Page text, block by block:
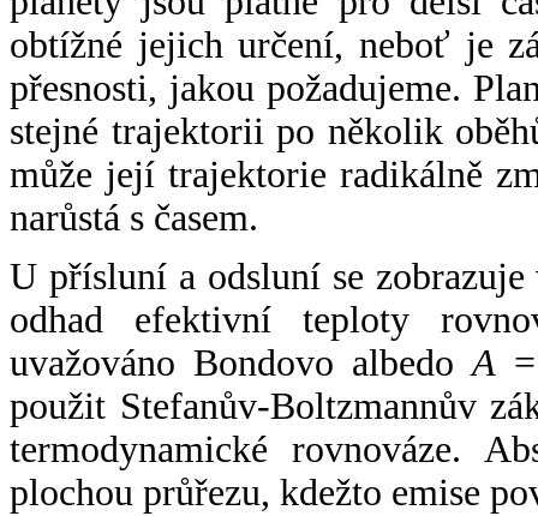
obtížné jejich určení, neboť je
přesnosti, jakou požadujeme.
stejné trajektorii po několik
může její trajektorie radikálně
narůstá s časem.
U přísluní a odsluní se
odhad efektivní teploty
uvažováno Bondovo albedoA
použit Stefanův-Boltzmannův
termodynamické rovnováze.
plochou průřezu, kdežto emise